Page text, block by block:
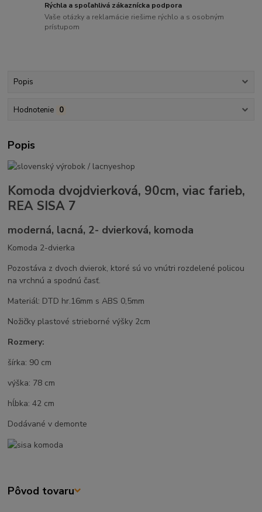
Rýchla a spoľahlivá zákaznícka podpora
Vaše otázky a reklamácie riešime rýchlo a s osobným
prístupom
Popis
Hodnotenie 0
Popis
Komoda dvojdvierková, 90cm, viac farieb,
REA SISA 7
moderná, lacná, 2- dvierková, komoda
Komoda 2-dvierka
Pozostáva z dvoch dvierok, ktoré sú vo vnútri rozdelené policou
na vrchnú a spodnú časť.
Materiál: DTD hr.16mm s ABS 0,5mm
Nožičky plastové strieborné výšky 2cm
Rozmery:
šírka: 90 cm
výška: 78 cm
hĺbka: 42 cm
Dodávané v demonte
Pôvod tovaru